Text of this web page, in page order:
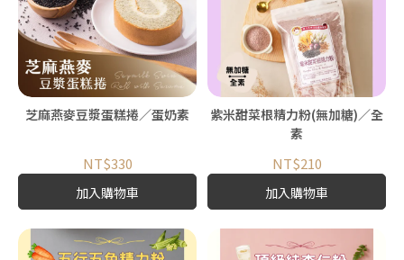
芝麻燕麥豆漿蛋糕捲／蛋奶素
NT$330
加入購物車
紫米甜菜根精力粉(無加糖)／全
素
NT$210
加入購物車